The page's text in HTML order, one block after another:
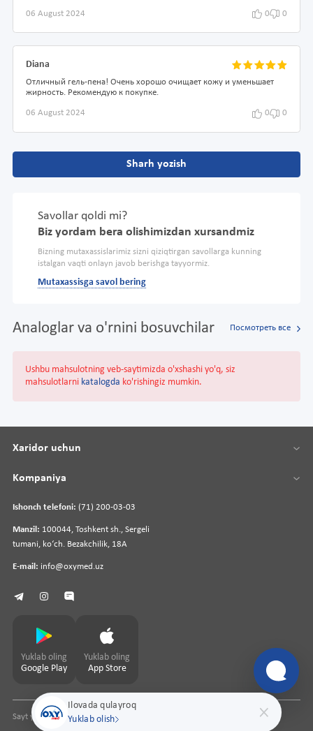
06 August 2024 0 0
Diana
Отличный гель-пена! Очень хорошо очищает кожу и уменьшает
жирность. Рекомендую к покупке.
06 August 2024 0 0
Sharh yozish
Savollar qoldi mi?
Biz yordam bera olishimizdan xursandmiz
Bizning mutaxassislarimiz sizni qiziqtirgan savollarga kunning
istalgan vaqti onlayn javob berishga tayyormiz.
Mutaxassisga savol bering
Analoglar va o'rnini bosuvchilar Посмотреть все
Ushbu mahsulotning veb-saytimizda o'xshashi yo'q, siz
mahsulotlarni katalogda ko'rishingiz mumkin.
Ilovada qulayroq
Yuklab olish
Ishonch telefoni: (71) 200-03-03
Manzil: 100044, Toshkent sh., Sergeli
tumani, koʻch. Bezakchilik, 18A
E-mail: info@oxymed.uz
Xaridor uchun
Kompaniya
Yuklab oling
Google Play
Yuklab oling
App Store
Sayt yaratuvchipharmit.uz